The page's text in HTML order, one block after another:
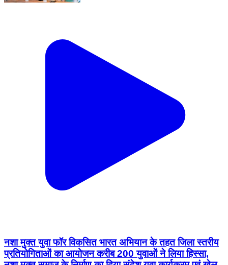
नशा मुक्त युवा फॉर विकसित भारत अभियान के तहत जिला स्तरीय
प्रतियोगिताओं का आयोजन करीब 200 युवाओं ने लिया हिस्सा,